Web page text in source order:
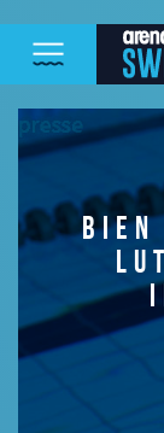
BIEN